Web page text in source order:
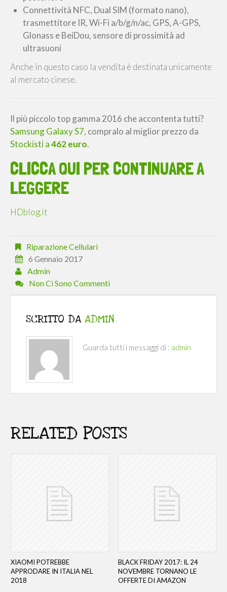
Connettività NFC, Dual SIM (formato nano),
trasmettitore IR, Wi-Fi a/b/g/n/ac, GPS, A-GPS,
Glonass e BeiDou, sensore di prossimità ad
ultrasuoni
Anche in questo caso la vendita è destinata unicamente
al mercato cinese.
Il più piccolo top gamma 2016 che accontenta tutti?
Samsung Galaxy S7, compralo al miglior prezzo da
Stockisti a462 euro.
CLICCA QUI PER CONTINUARE A
LEGGERE
HDblog.it
Riparazione Cellulari
6 Gennaio 2017
Admin
Non Ci Sono Commenti
SCRITTO DA ADMIN
Guarda tutti i messaggi di : admin
RELATED POSTS
XIAOMI POTREBBE
APPRODARE IN ITALIA NEL
2018
BLACK FRIDAY 2017: IL 24
NOVEMBRE TORNANO LE
OFFERTE DI AMAZON